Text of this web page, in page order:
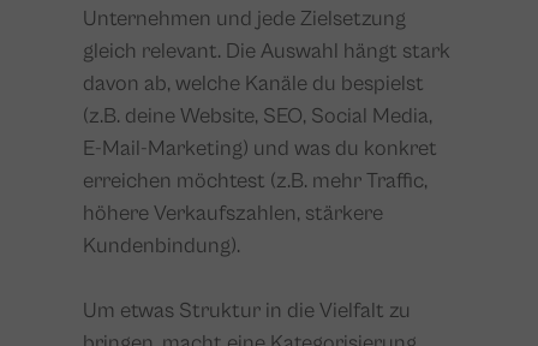
Unternehmen und jede Zielsetzung
gleich relevant. Die Auswahl hängt stark
davon ab, welche Kanäle du bespielst
(z.B. deine Website, SEO, Social Media,
E-Mail-Marketing) und was du konkret
erreichen möchtest (z.B. mehr Traffic,
höhere Verkaufszahlen, stärkere
Kundenbindung).
Um etwas Struktur in die Vielfalt zu